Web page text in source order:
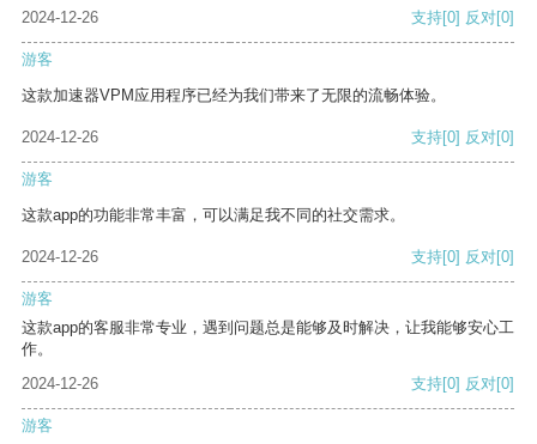
2024-12-26 支持[0] 反对[0]
游客
这款加速器VPM应用程序已经为我们带来了无限的流畅体验。
2024-12-26 支持[0] 反对[0]
游客
这款app的功能非常丰富，可以满足我不同的社交需求。
2024-12-26 支持[0] 反对[0]
游客
这款app的客服非常专业，遇到问题总是能够及时解决，让我能够安心工
作。
2024-12-26
支持[0] 反对[0]
游客